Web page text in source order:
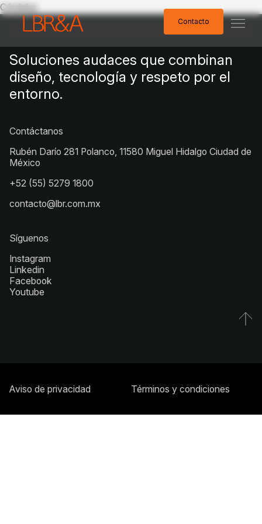
Contacto
Córdoba
Soluciones audaces que combinan
diseño, tecnología y respeto por el
entorno.
Contáctanos
Rubén Darío 281 Polanco, 11580 Miguel Hidalgo Ciudad de
México
+52 (55) 5279 1800
contacto@lbr.com.mx
Síguenos
Instagram
Linkedin
Facebook
Youtube
Aviso de privacidad Términos y condiciones